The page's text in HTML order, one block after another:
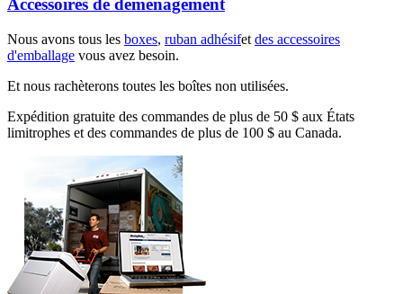
Accessoires de déménagement
Nous avons tous les boxes, ruban adhésifet des accessoires
d'emballage vous avez besoin.
Et nous rachèterons toutes les boîtes non utilisées.
Expédition gratuite des commandes de plus de 50 $ aux États
limitrophes et des commandes de plus de 100 $ au Canada.